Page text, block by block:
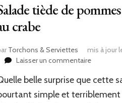
tiède de
crabe
Torchons & Serviettes mis à jour
Laisser un commentairesur
tiède
de
belle surprise que cette
simple et terriblement